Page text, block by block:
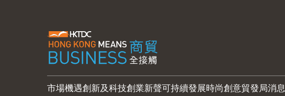
市場機遇創新及科技創業新聲可持續發展時尚創意貿發局消息